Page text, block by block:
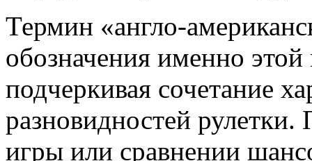
Термин «англо-
обозначения именно
подчеркивая сочетание
разновидностей
игры или сравнении